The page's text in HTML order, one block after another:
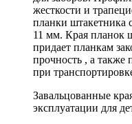
жесткости и
планки штакетника
11 мм. Края планок
придает планкам
прочность , а также
при
Завальцованные
эксплуатации для